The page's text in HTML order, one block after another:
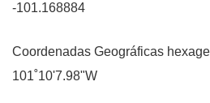
-101.168884
Coordenadas Geográficas
101˚10'7.98"W